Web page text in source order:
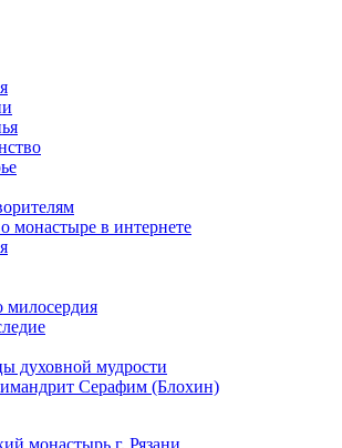
монастыре в интернете
милосердия
духовной мудрости
Серафим (Блохин)